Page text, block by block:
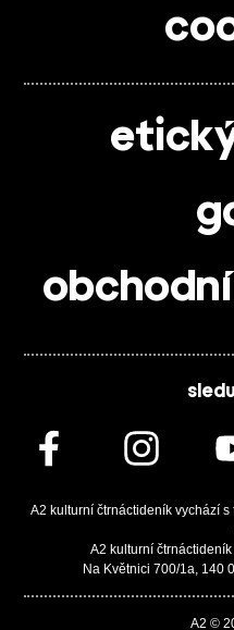
A2 kulturní čtrnáctideník vychází
A2 kulturní čtrnáctideník
Na Květnici 700/1a, 140
A2 ©